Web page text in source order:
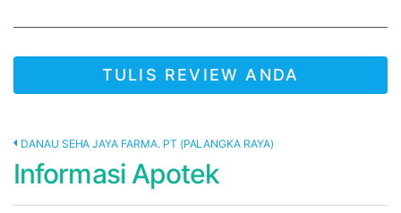
TULIS REVIEW ANDA
DANAU SEHA JAYA FARMA. PT (PALANGKA RAYA)
Informasi Apotek